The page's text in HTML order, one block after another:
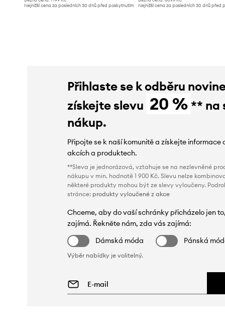
Nejnižší cena za posledních 30 dnů před poskytnutím
Nejnižší cena za posledních 30 dnů před
Přihlaste se k odběru
získejte slevu 20 % ** na
nákup.
Připojte se k naší komunitě a získejte informace
akcích a produktech.
**Sleva je jednorázová, vztahuje se na nezlevněné
nákupu v min. hodnotě 1 900 Kč. Slevu nelze
některé produkty mohou být ze slevy vyloučeny.
stránce: produkty vyloučené z akce
Chceme, aby do vaší schránky přicházelo jen
zajímá. Řekněte nám, zda vás zajímá:
Dámská móda
Pánská
Výběr nabídky je volitelný.